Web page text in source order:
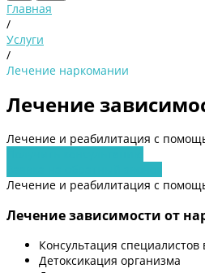
Главная
/
Услуги
/
Лечение наркомании
Лечение
Лечение и реабилитация с
Лечение и реабилитация с
Лечение зависимости от
Консультация специалистов
Детоксикация организма